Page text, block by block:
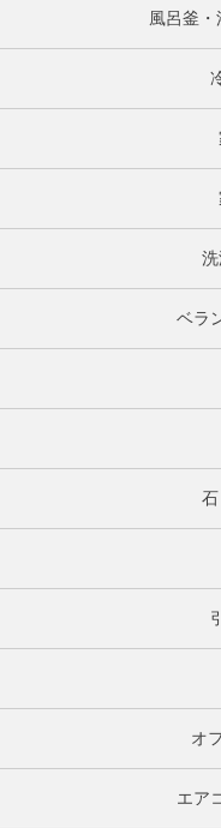
風呂釜
ベラ
オ
エア